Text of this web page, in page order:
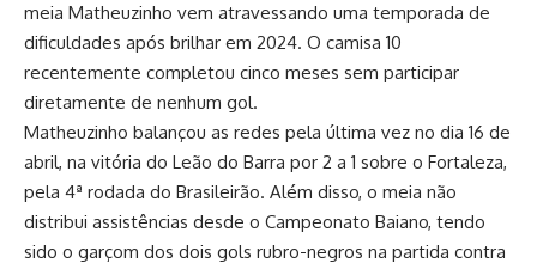
meia Matheuzinho vem atravessando uma temporada de
dificuldades após brilhar em 2024. O camisa 10
recentemente completou cinco meses sem participar
diretamente de nenhum gol.
Matheuzinho balançou as redes pela última vez no dia 16 de
abril, na vitória do Leão do Barra por 2 a 1 sobre o Fortaleza,
pela 4ª rodada do Brasileirão. Além disso, o meia não
distribui assistências desde o Campeonato Baiano, tendo
sido o garçom dos dois gols rubro-negros na partida contra